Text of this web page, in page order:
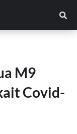
M9
Covid-